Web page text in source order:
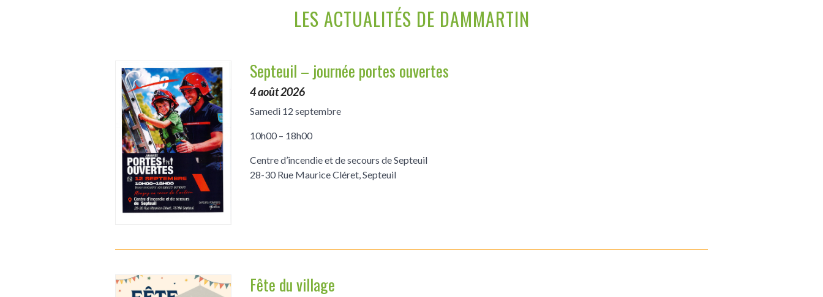
LES ACTUALITÉS DE DAMMARTIN
Septeuil – journée portes ouvertes
4 août 2026
Samedi 12 septembre
10h00 – 18h00
Centre d’incendie et de secours de Septeuil
28-30 Rue Maurice Cléret, Septeuil
Fête du village